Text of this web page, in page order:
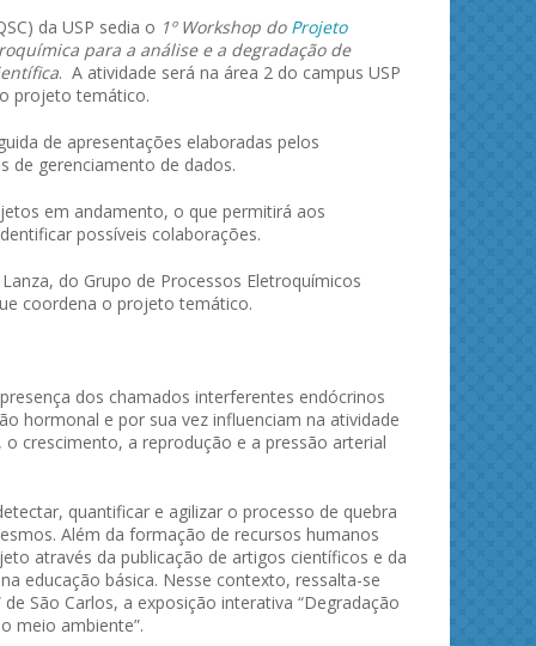
da USP sedia o 1º Workshop do Projeto
para a análise e a degradação de
. A atividade será na área 2 do campus USP
projeto temático.
de apresentações elaboradas pelos
de gerenciamento de dados.
em andamento, o que permitirá aos
possíveis colaborações.
do Grupo de Processos Eletroquímicos
coordena o projeto temático.
dos chamados interferentes endócrinos
hormonal e por sua vez influenciam na atividade
crescimento, a reprodução e a pressão arterial
quantificar e agilizar o processo de quebra
Além da formação de recursos humanos
através da publicação de artigos científicos e da
educação básica. Nesse contexto, ressalta-se
São Carlos, a exposição interativa “Degradação
meio ambiente”.